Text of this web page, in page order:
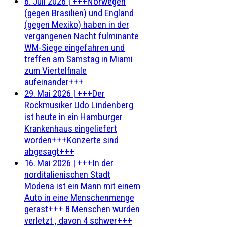
(gegen Brasilien) und England
(gegen Mexiko) haben in der
vergangenen Nacht fulminante
WM-Siege eingefahren und
treffen am Samstag in Miami
zum Viertelfinale
aufeinander+++
29. Mai 2026 | +++Der
Rockmusiker Udo Lindenberg
ist heute in ein Hamburger
Krankenhaus eingeliefert
worden+++Konzerte sind
abgesagt+++
16. Mai 2026 | +++In der
norditalienischen Stadt
Modena ist ein Mann mit einem
Auto in eine Menschenmenge
gerast+++ 8 Menschen wurden
verletzt , davon 4 schwer+++